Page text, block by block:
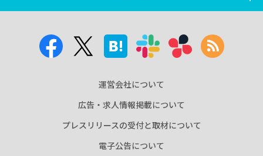
運営会社について
広告・求人情報掲載について
プレスリリースの受付と取材について
電子公告について